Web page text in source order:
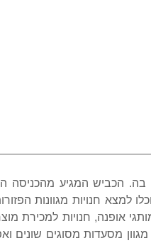
הראשי
בה. הכביש המגיע מהכניסה
למצא חנויות מגוונות
אופנה, חנויות למכירת
מסעדות מסוגים שונים